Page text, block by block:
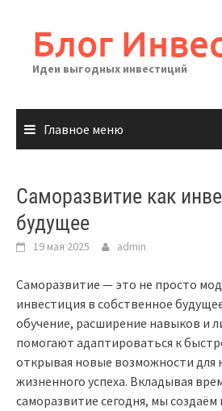
содержимому
Блог
Идеи выгодных инвестиций
Главное меню
Саморазвитие как
будущее
19 мая 2025 admin
Саморазвитие — это не просто
инвестиция в собственное
обучение, расширение навыков и
помогают адаптироваться к
открывая новые возможности для
жизненного успеха. Вкладывая
саморазвитие сегодня, мы